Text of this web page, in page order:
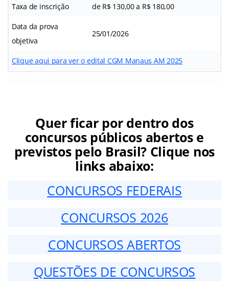
Taxa de inscrição de R$ 130,00 a R$ 180,00
Data da prova
objetiva
25/01/2026
Clique aqui para ver o edital CGM Manaus AM 2025
Quer ficar por dentro dos
concursos públicos abertos e
previstos pelo Brasil? Clique nos
links abaixo:
CONCURSOS FEDERAIS
CONCURSOS 2026
CONCURSOS ABERTOS
QUESTÕES DE CONCURSOS